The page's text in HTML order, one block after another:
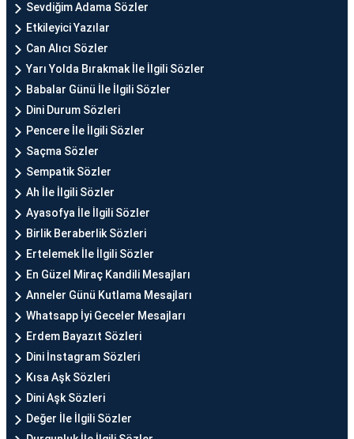
Sevdiğim Adama Sözler
Etkileyici Yazılar
Can Alıcı Sözler
Yarı Yolda Bırakmak İle İlgili Sözler
Babalar Günü İle İlgili Sözler
Dini Durum Sözleri
Pencere İle İlgili Sözler
Saçma Sözler
Sempatik Sözler
Ah İle İlgili Sözler
Ayasofya İle İlgili Sözler
Birlik Beraberlik Sözleri
Ertelemek İle İlgili Sözler
En Güzel Miraç Kandili Mesajları
Anneler Günü Kutlama Mesajları
Whatsapp İyi Geceler Mesajları
Erdem Bayazıt Sözleri
Dini İnstagram Sözleri
Kısa Aşk Sözleri
Dini Aşk Sözleri
Değer İle İlgili Sözler